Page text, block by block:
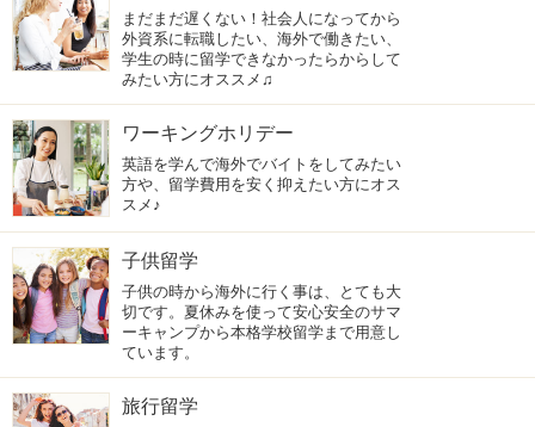
まだまだ遅くない！社会人になってから
外資系に転職したい、海外で働きたい、
学生の時に留学できなかったらからして
みたい方にオススメ♫
ワーキングホリデー
英語を学んで海外でバイトをしてみたい
方や、留学費用を安く抑えたい方にオス
スメ♪
子供留学
子供の時から海外に行く事は、とても大
切です。夏休みを使って安心安全のサマ
ーキャンプから本格学校留学まで用意し
ています。
旅行留学